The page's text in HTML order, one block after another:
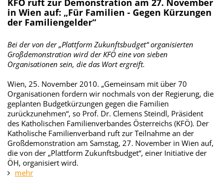
KFÖ ruft zur Demonstration am 27. November
in Wien auf: „Für Familien - Gegen Kürzungen
der Familiengelder“
Bei der von der „Plattform Zukunftsbudget“ organisierten
Großdemonstration wird der KFÖ eine von sieben
Organisationen sein, die das Wort ergreift.
Wien, 25. November 2010. „Gemeinsam mit über 70
Organisationen fordern wir nochmals von der Regierung, die
geplanten Budgetkürzungen gegen die Familien
zurückzunehmen“, so Prof. Dr. Clemens Steindl, Präsident
des Katholischen Familienverbandes Österreichs (KFÖ). Der
Katholische Familienverband ruft zur Teilnahme an der
Großdemonstration am Samstag, 27. November in Wien auf,
die von der „Plattform Zukunftsbudget“, einer Initiative der
ÖH, organisiert wird.
mehr